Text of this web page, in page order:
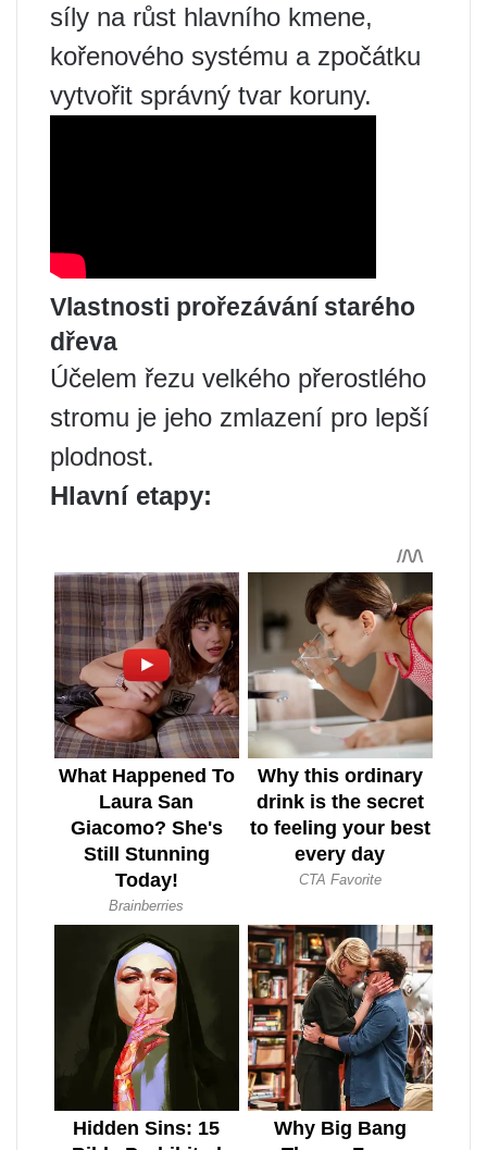
síly na růst hlavního kmene,
kořenového systému a zpočátku
vytvořit správný tvar koruny.
Vlastnosti prořezávání starého
dřeva
Účelem řezu velkého přerostlého
stromu je jeho zmlazení pro lepší
plodnost.
Hlavní etapy: